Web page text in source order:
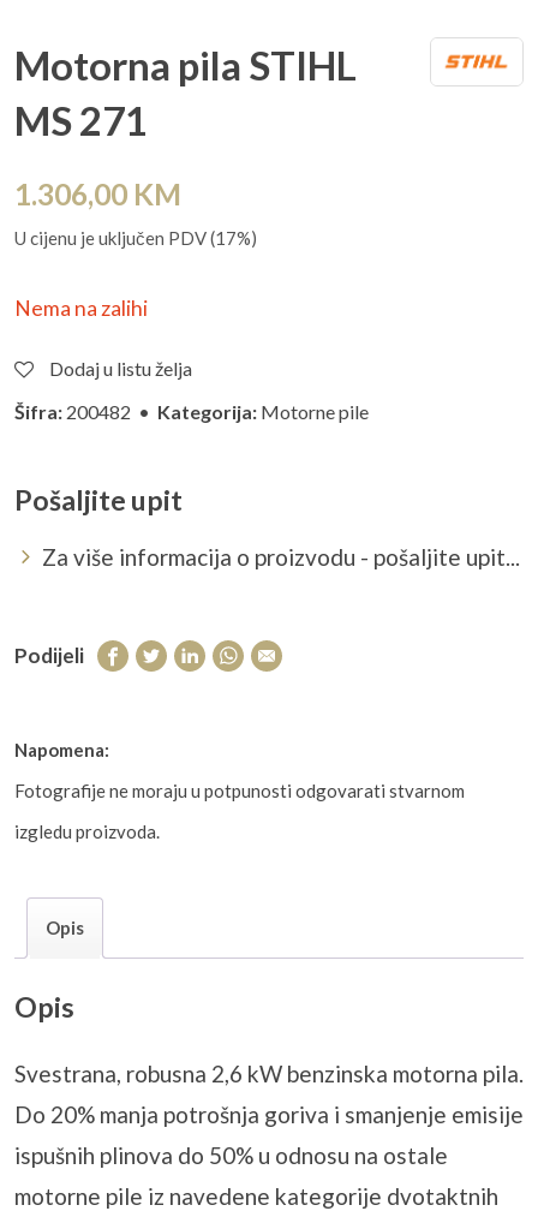
Motorna pila STIHL
MS 271
1.306,00 KM
U cijenu je uključen PDV (17%)
Nema na zalihi
Dodaj u listu želja
Šifra: 200482 • Kategorija: Motorne pile
Pošaljite upit
Za više informacija o proizvodu - pošaljite upit...
Podijeli
Napomena:
Fotografije ne moraju u potpunosti odgovarati stvarnom
izgledu proizvoda.
Opis
Opis
Svestrana, robusna 2,6 kW benzinska motorna pila.
Do 20% manja potrošnja goriva i smanjenje emisije
ispušnih plinova do 50% u odnosu na ostale
motorne pile iz navedene kategorije dvotaktnih